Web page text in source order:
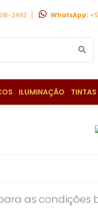
2492 WhatsApp:
ILUMINAÇÃO TINTAS
as condições